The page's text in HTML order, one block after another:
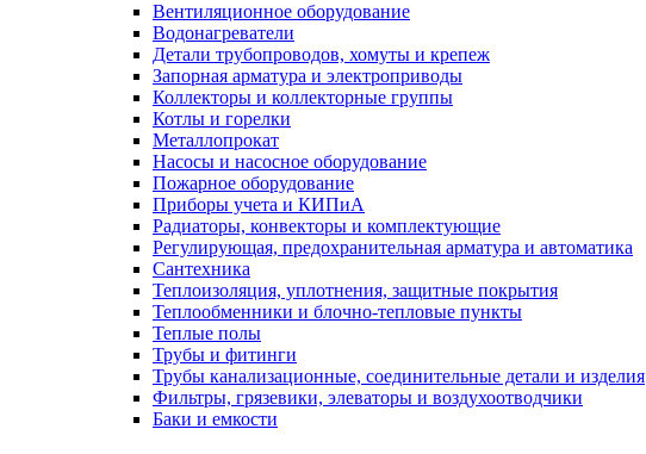
Вентиляционное оборудование
Водонагреватели
Детали трубопроводов, хомуты и крепеж
Запорная арматура и электроприводы
Коллекторы и коллекторные группы
Котлы и горелки
Металлопрокат
Насосы и насосное оборудование
Пожарное оборудование
Приборы учета и КИПиА
Радиаторы, конвекторы и комплектующие
Регулирующая, предохранительная арматура и автоматика
Сантехника
Теплоизоляция, уплотнения, защитные покрытия
Теплообменники и блочно-тепловые пункты
Теплые полы
Трубы и фитинги
Трубы канализационные, соединительные детали и изделия
Фильтры, грязевики, элеваторы и воздухоотводчики
Баки и емкости